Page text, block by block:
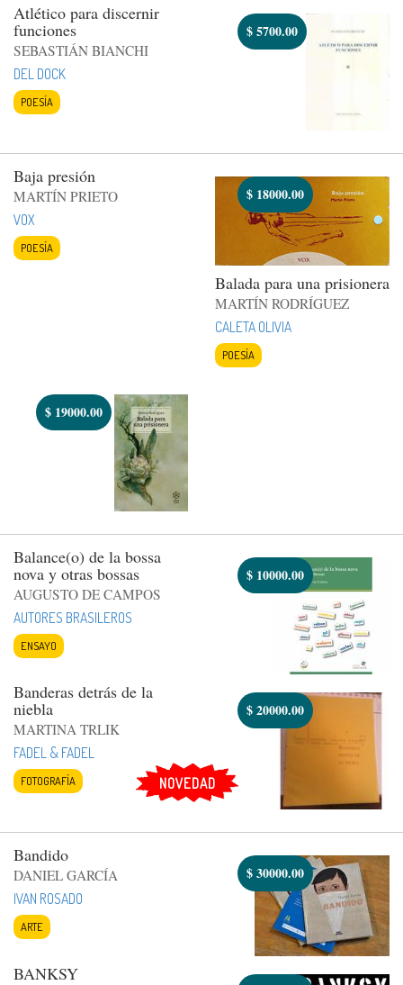
Atlético para discernir
funciones
SEBASTIÁN BIANCHI
DEL DOCK
POESÍA
$5700.00
Baja presión
MARTÍN PRIETO
VOX
POESÍA
$ 18000.00
Balada para una prisionera
MARTÍN RODRÍGUEZ
CALETA OLIVIA
POESÍA
$ 19000.00
Balance(o) de la bossa
nova y otras bossas
AUGUSTO DE CAMPOS
AUTORES BRASILEROS
ENSAYO
$ 10000.00
Banderas detrás de la
niebla
MARTINA TRLIK
FADEL & FADEL
FOTOGRAFÍA
$20000.00
NOVEDAD
Bandido
DANIEL GARCÍA
IVAN ROSADO
ARTE
$30000.00
BANKSY